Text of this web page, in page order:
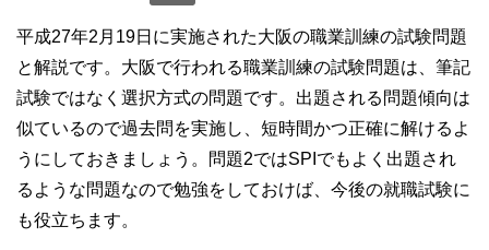
平成27年2月19日に実施された大阪の職業訓練の試験問題
と解説です。大阪で行われる職業訓練の試験問題は、筆記
試験ではなく選択方式の問題です。出題される問題傾向は
似ているので過去問を実施し、短時間かつ正確に解けるよ
うにしておきましょう。問題2ではSPIでもよく出題され
るような問題なので勉強をしておけば、今後の就職試験に
も役立ちます。